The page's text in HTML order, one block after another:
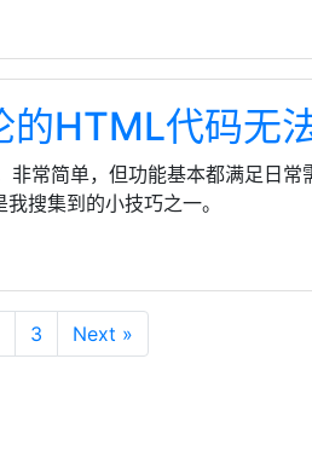
HTML代码无
常简单，但功能基本都满足日常
搜集到的小技巧之一。
3 Next »